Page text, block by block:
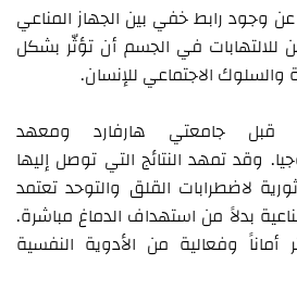
وجود رابط خفي بين الجهاز المناعي
للالتهابات في الجسم أن تؤثّر بشكل
والسلوك الاجتماعي للإنسان.
قبل جامعتي هارفارد ومعهد
وقد تمهد النتائج التي توصل إليها
لاضطرابات القلق والتوحد تعتمد
بدلاً من استهداف الدماغ مباشرة.
وفعالية من الأدوية النفسية